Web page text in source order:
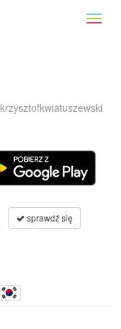
krzysztofkwiatuszewski
sprawdź się